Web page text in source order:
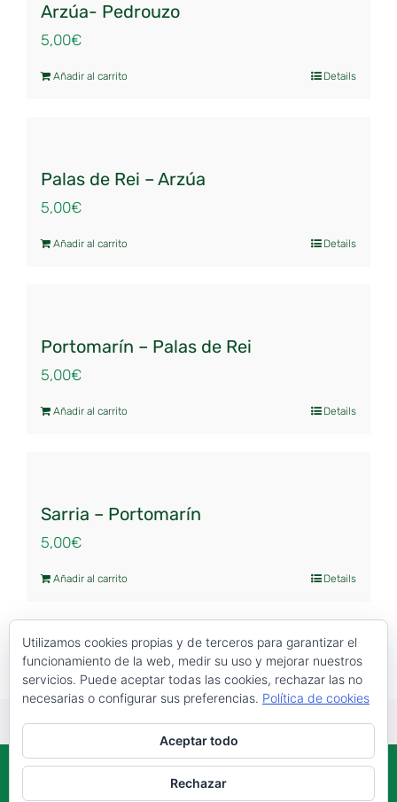
Arzúa- Pedrouzo
5,00€
Añadir al carrito Details
Palas de Rei – Arzúa
5,00€
Añadir al carrito Details
Portomarín – Palas de Rei
5,00€
Añadir al carrito Details
Sarria – Portomarín
5,00€
Añadir al carrito Details
Todos los derechos reservados | Diseñado y maquetado por
Utilizamos cookies propias y de terceros para garantizar el
funcionamiento de la web, medir su uso y mejorar nuestros
servicios. Puede aceptar todas las cookies, rechazar las no
necesarias o configurar sus preferencias. Política de cookies
Aceptar todo
Rechazar